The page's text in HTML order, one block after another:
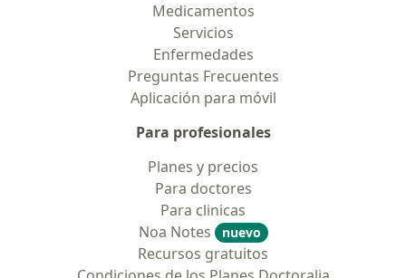
Medicamentos
Servicios
Enfermedades
Preguntas Frecuentes
Aplicación para móvil
Para profesionales
Planes y precios
Para doctores
Para clinicas
Noa Notes
nuevo
Recursos gratuitos